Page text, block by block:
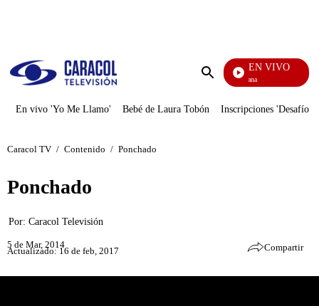
Enviar
EN VIVO
Ciudad Lejana
En vivo 'Yo Me Llamo' Bebé de Laura Tobón Inscripciones 'Desafío'
Caracol TV / Contenido / Ponchado
Ponchado
Por: Caracol Televisión
5 de Mar, 2014
Actualizado: 16 de feb, 2017 Compartir